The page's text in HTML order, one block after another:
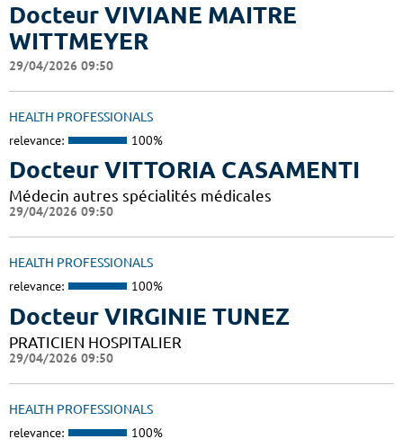
Docteur VIVIANE MAITRE
WITTMEYER
29/04/2026 09:50
HEALTH PROFESSIONALS
relevance: 100%
Docteur VITTORIA CASAMENTI
Médecin autres spécialités médicales
29/04/2026 09:50
HEALTH PROFESSIONALS
relevance: 100%
Docteur VIRGINIE TUNEZ
PRATICIEN HOSPITALIER
29/04/2026 09:50
HEALTH PROFESSIONALS
relevance: 100%